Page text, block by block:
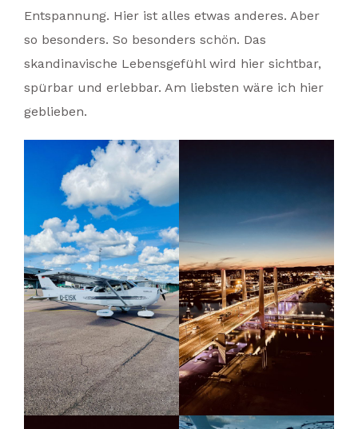
Entspannung. Hier ist alles etwas anderes. Aber
so besonders. So besonders schön. Das
skandinavische Lebensgefühl wird hier sichtbar,
spürbar und erlebbar. Am liebsten wäre ich hier
geblieben.